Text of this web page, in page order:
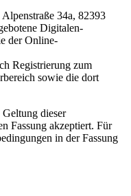
34a, 82393
Digitalen-
der Online-
Registrierung zum
sowie die dort
dieser
Fassung akzeptiert. Für
in der Fassung